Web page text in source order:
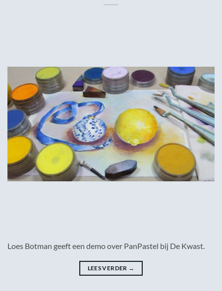
Loes Botman geeft een demo over PanPastel bij De Kwast.
LEES VERDER →